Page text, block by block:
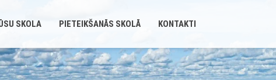
SKOLA PIETEIKŠANĀS SKOLĀ KONTAKTI